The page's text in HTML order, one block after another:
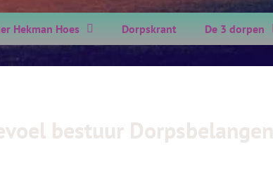
Hekman Hoes Dorpskrant De 3 dorpen
bestuur Dorpsbelangen